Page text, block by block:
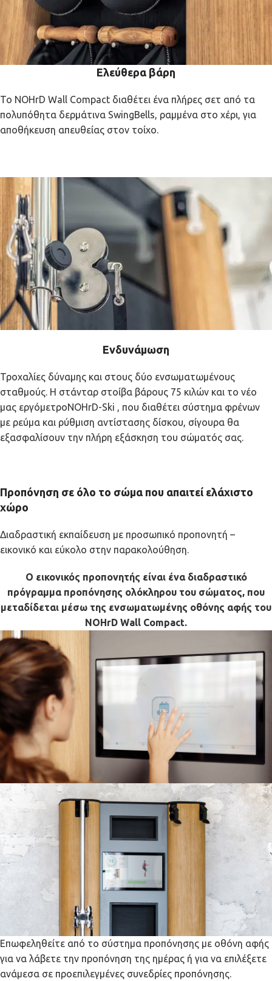
Ελεύθερα βάρη
Το NOHrD Wall Compact διαθέτει ένα πλήρες σετ από τα
πολυπόθητα δερμάτινα SwingBells, ραμμένα στο χέρι, για
αποθήκευση απευθείας στον τοίχο.
Ενδυνάμωση
Τροχαλίες δύναμης και στους δύο ενσωματωμένους
σταθμούς. Η στάνταρ στοίβα βάρους 75 κιλών και το νέο
μας εργόμετροNOHrD-Ski , που διαθέτει σύστημα φρένων
με ρεύμα και ρύθμιση αντίστασης δίσκου, σίγουρα θα
εξασφαλίσουν την πλήρη εξάσκηση του σώματός σας.
Προπόνηση σε όλο το σώμα που απαιτεί ελάχιστο
χώρο
Διαδραστική εκπαίδευση με προσωπικό προπονητή –
εικονικό και εύκολο στην παρακολούθηση.
Ο εικονικός προπονητής είναι ένα διαδραστικό
πρόγραμμα προπόνησης ολόκληρου του σώματος, που
μεταδίδεται μέσω της ενσωματωμένης οθόνης αφής του
NOHrD Wall Compact.
Επωφεληθείτε από το σύστημα προπόνησης με οθόνη αφής
για να λάβετε την προπόνηση της ημέρας ή για να επιλέξετε
ανάμεσα σε προεπιλεγμένες συνεδρίες προπόνησης.